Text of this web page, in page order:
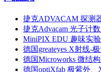
捷克ADVACAM 探测
捷克Advacam 光子计
MiniPIX EDU 趣味实验
德国greateyes X射线-
德国Microworks 微结
德国optiXfab 极紫外、